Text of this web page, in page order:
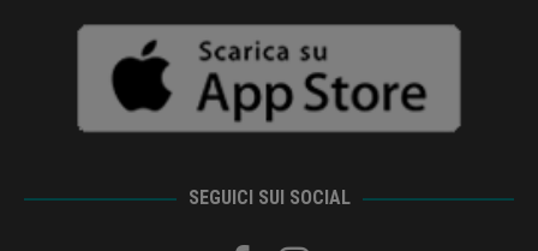
SEGUICI SUI SOCIAL